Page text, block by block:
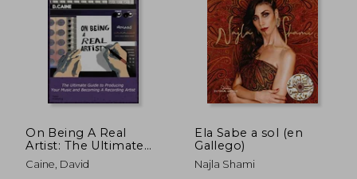
On Being A Real
Artist: The Ultimate
Guide to Producing
Your Music And
Caine, David
Ela Sabe a sol (en
Gallego)
Najla Shami